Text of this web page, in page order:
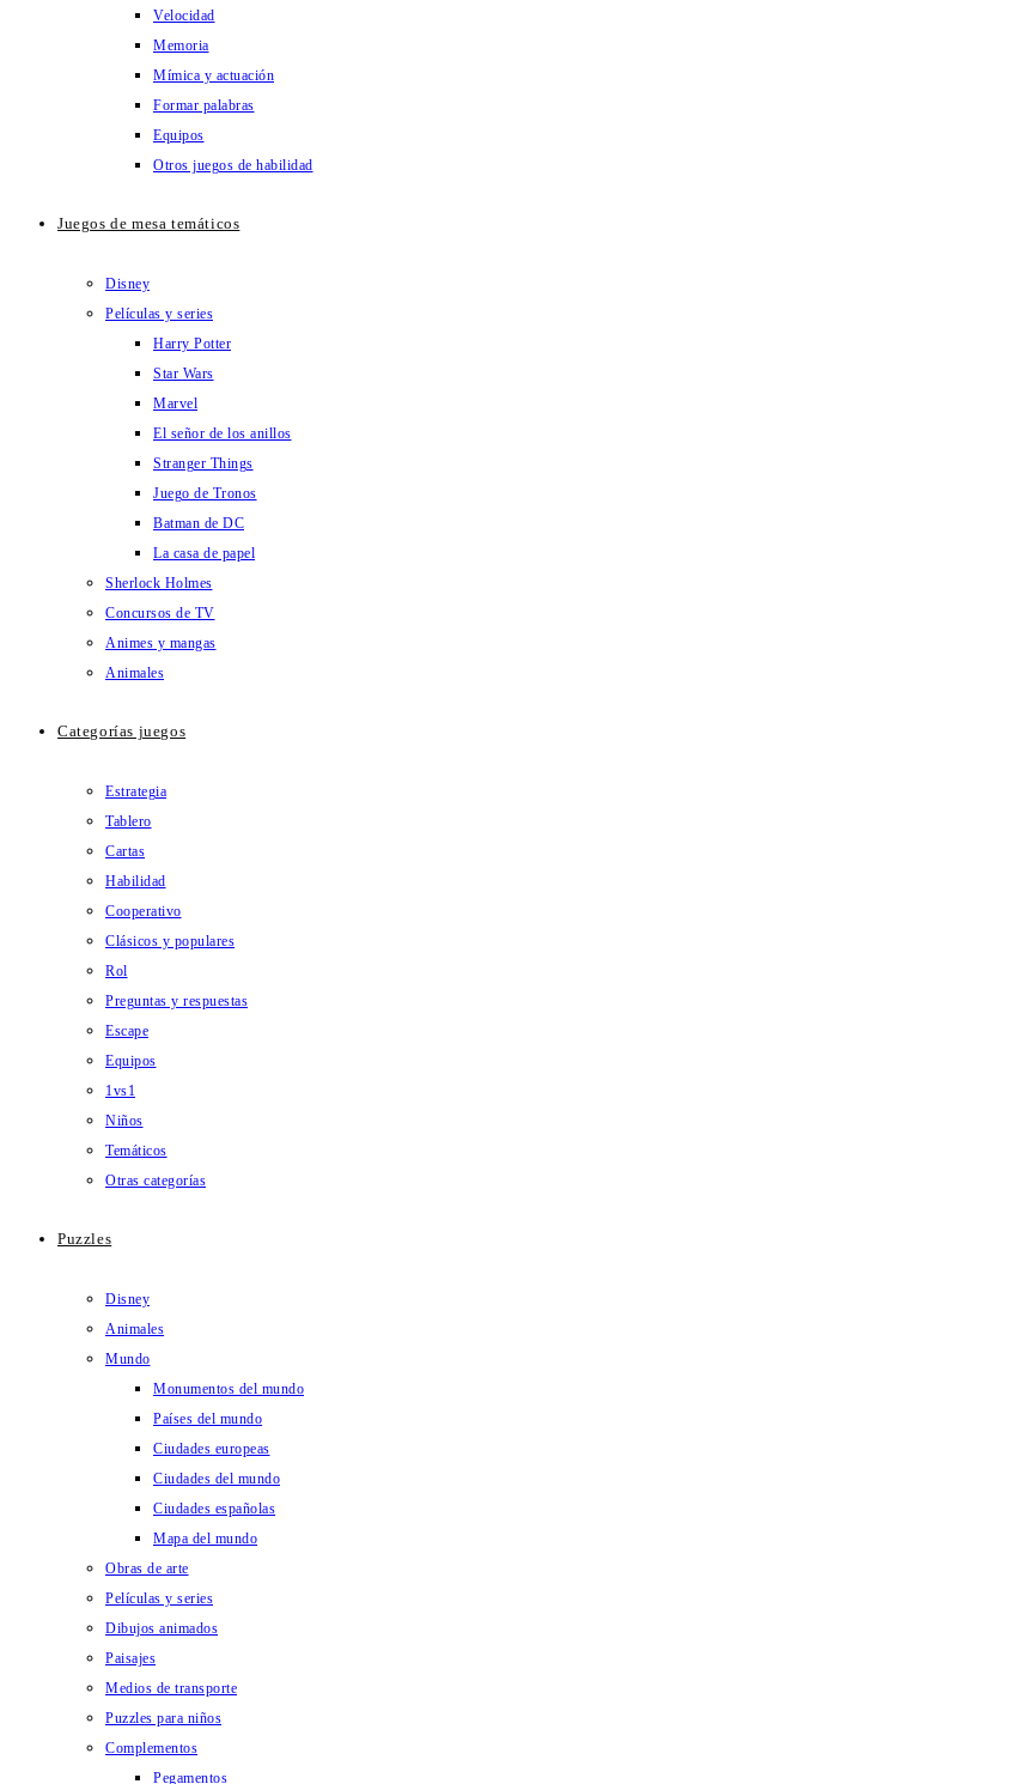
Velocidad
Memoria
Mímica y actuación
Formar palabras
Equipos
Otros juegos de habilidad
Juegos de mesa temáticos
Disney
Películas y series
Harry Potter
Star Wars
Marvel
El señor de los anillos
Stranger Things
Juego de Tronos
Batman de DC
La casa de papel
Sherlock Holmes
Concursos de TV
Animes y mangas
Animales
Categorías juegos
Estrategia
Tablero
Cartas
Habilidad
Cooperativo
Clásicos y populares
Rol
Preguntas y respuestas
Escape
Equipos
1vs1
Niños
Temáticos
Otras categorías
Puzzles
Disney
Animales
Mundo
Monumentos del mundo
Países del mundo
Ciudades europeas
Ciudades del mundo
Ciudades españolas
Mapa del mundo
Obras de arte
Películas y series
Dibujos animados
Paisajes
Medios de transporte
Puzzles para niños
Complementos
Pegamentos